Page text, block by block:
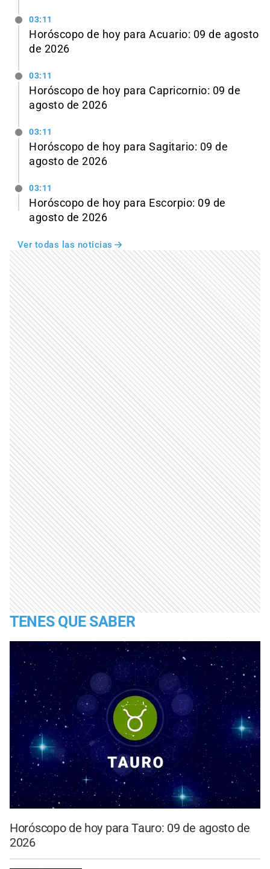
03:11
Horóscopo de hoy para Acuario: 09 de agosto
de 2026
03:11
Horóscopo de hoy para Capricornio: 09 de
agosto de 2026
03:11
Horóscopo de hoy para Sagitario: 09 de
agosto de 2026
03:11
Horóscopo de hoy para Escorpio: 09 de
agosto de 2026
Ver todas las noticias
TENES QUE SABER
Horóscopo de hoy para Tauro: 09 de agosto de
2026